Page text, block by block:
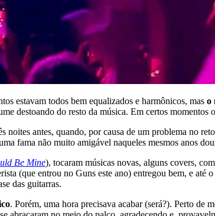
estavam todos bem equalizados e harmônicos, mas o
destoando do resto da música. Em certos
antes, quando, por causa de um problema no
fama não muito amigável naqueles mesmos anos
Be Mine), tocaram músicas novas, alguns covers,
(que entrou no Guns este ano) entregou bem, e até o
das guitarras.
. Porém, uma hora precisava acabar (será?). Perto de